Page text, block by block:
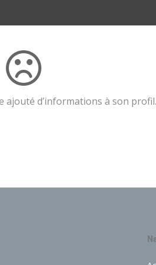
ajouté d’informations à son profil.